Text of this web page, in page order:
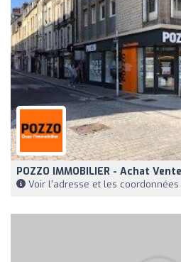
POZZO IMMOBILIER - Achat
Voir l'adresse et les coordonnées